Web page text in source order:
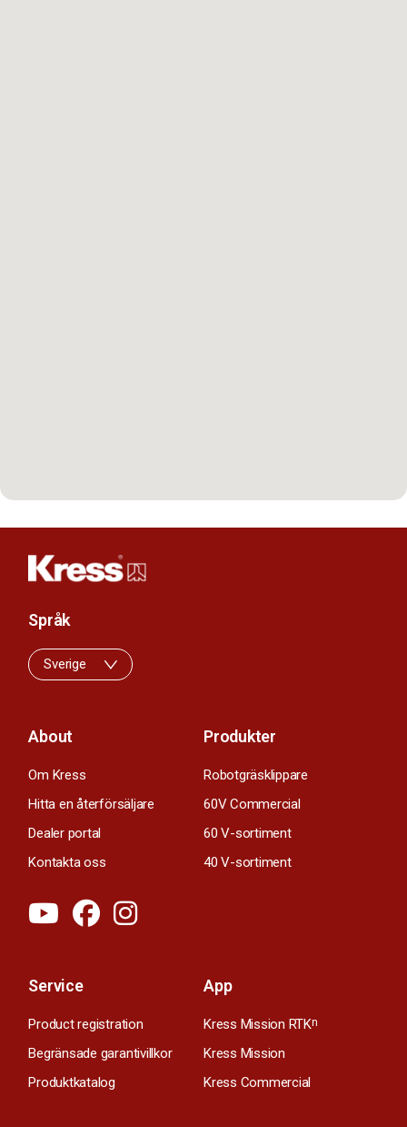
About
Om Kress
Hitta en återförsäljare
Dealer portal
Kontakta oss
Produkter
Robotgräsklippare
60V Commercial
60 V-sortiment
40 V-sortiment
Service
Product registration
Begränsade garantivillkor
Produktkatalog
App
Kress Mission RTKn
Kress Mission
Kress Commercial
Språk
Sverige